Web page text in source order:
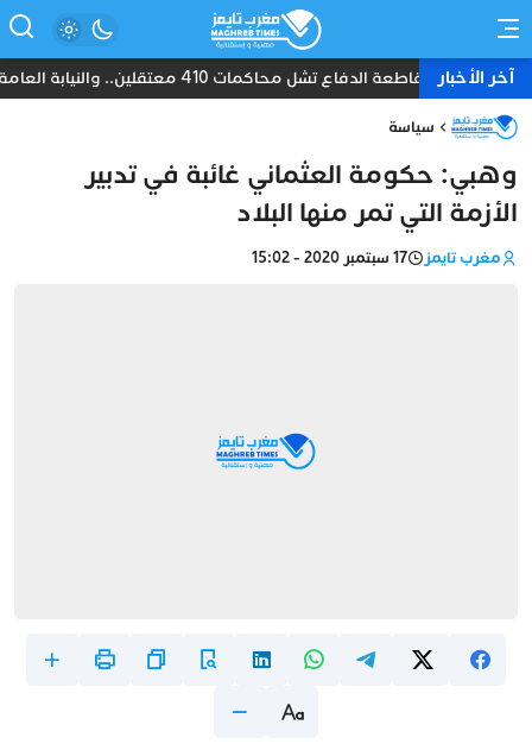
آخر الأخبارمقاطعة الدفاع تشل محاكمات 410 معتقلين.. والنيابة العامة تبحث عن حل قانوني
سياسة
وهبي: حكومة العثماني غائبة في تدبير
الأزمة التي تمر منها البلاد
مغرب تايمز 17 سبتمبر 2020 - 15:02